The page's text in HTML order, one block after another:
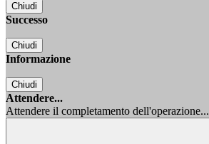
Chiudi
Successo
Chiudi
Informazione
Chiudi
Attendere...
Attendere il completamento dell'operazione...